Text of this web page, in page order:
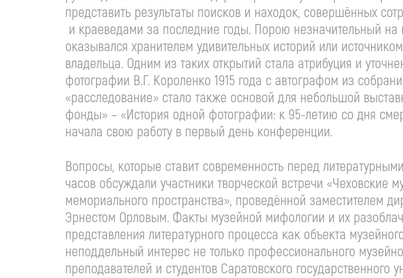
представить результаты поисков и находок, совершённых
и краеведами за последние годы. Порою незначительный на
оказывался хранителем удивительных историй или
владельца. Одним из таких открытий стала атрибуция и
фотографии В.Г. Короленко 1915 года с автографом из
«расследование» стало также основой для небольшой
фонды» – «История одной фотографии: к 95-летию со дня
начала свою работу в первый день конференции.
Вопросы, которые ставит современность перед
часов обсуждали участники творческой встречи «Чеховские
мемориального пространства», проведённой заместителем
Эрнестом Орловым. Факты музейной мифологии и их
представления литературного процесса как объекта
неподдельный интерес не только профессионального
преподавателей и студентов Саратовского государственного